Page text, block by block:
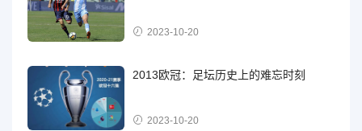
2023-10-20
2013欧冠：足坛历史上的难忘时刻
2023-10-20